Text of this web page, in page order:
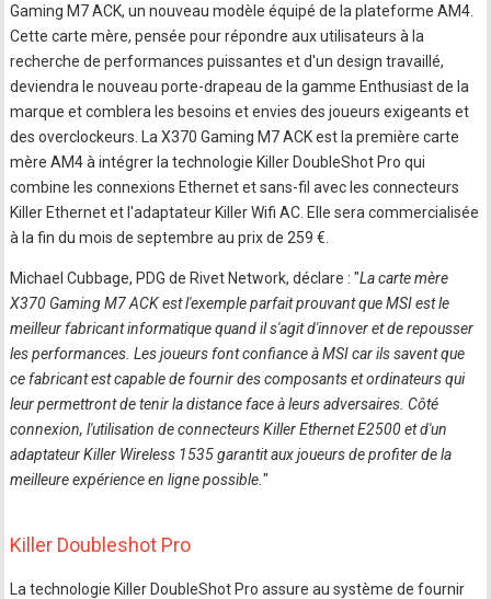
Gaming M7 ACK, un nouveau modèle équipé de la plateforme AM4.
Cette carte mère, pensée pour répondre aux utilisateurs à la
recherche de performances puissantes et d'un design travaillé,
deviendra le nouveau porte-drapeau de la gamme Enthusiast de la
marque et comblera les besoins et envies des joueurs exigeants et
des overclockeurs. La X370 Gaming M7 ACK est la première carte
mère AM4 à intégrer la technologie Killer DoubleShot Pro qui
combine les connexions Ethernet et sans-fil avec les connecteurs
Killer Ethernet et l'adaptateur Killer Wifi AC. Elle sera commercialisée
à la fin du mois de septembre au prix de 259 €.
Michael Cubbage, PDG de Rivet Network, déclare : "La carte mère
X370 Gaming M7 ACK est l'exemple parfait prouvant que MSI est le
meilleur fabricant informatique quand il s'agit d'innover et de repousser
les performances. Les joueurs font confiance à MSI car ils savent que
ce fabricant est capable de fournir des composants et ordinateurs qui
leur permettront de tenir la distance face à leurs adversaires. Côté
connexion, l'utilisation de connecteurs Killer Ethernet E2500 et d'un
adaptateur Killer Wireless 1535 garantit aux joueurs de profiter de la
meilleure expérience en ligne possible."
Killer Doubleshot Pro
La technologie Killer DoubleShot Pro assure au système de fournir